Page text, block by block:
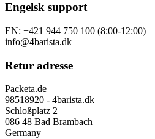
Engelsk support
EN: +421 944 750 100 (8:00-12:00)
info@4barista.dk
Retur adresse
Packeta.de
98518920 - 4barista.dk
Schloßplatz 2
086 48 Bad Brambach
Germany